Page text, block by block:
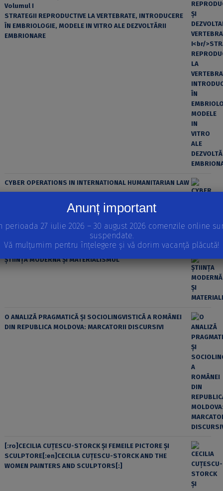
Volumul I
STRATEGII REPRODUCTIVE LA VERTEBRATE, INTRODUCERE
ÎN EMBRIOLOGIE, MODELE IN VITRO ALE DEZVOLTĂRII
EMBRIONARE
CYBER OPERATIONS IN INTERNATIONAL HUMANITARIAN LAW
ȘTIINȚA MODERNĂ ȘI MATERIALISMUL
O ANALIZĂ PRAGMATICĂ ȘI SOCIOLINGVISTICĂ A ROMÂNEI
DIN REPUBLICA MOLDOVA: MARCATORII DISCURSIVI
[:ro]CECILIA CUŢESCU-STORCK ŞI FEMEILE PICTORE ŞI
SCULPTORE[:en]CECILIA CUŢESCU-STORCK AND THE
WOMEN PAINTERS AND SCULPTORS[:]
Anunț important
perioada 27 iulie 2026 – 30 august 2026 comenzile online
suspendate.
Vă mulțumim pentru înțelegere și vă dorim vacanță plăcută!